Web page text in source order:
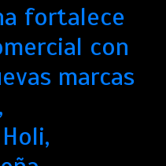
fortalece
con
marcas